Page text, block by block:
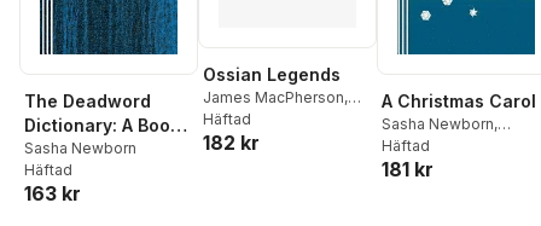
The Deadword
Dictionary: A Book
of Outdated Words
Sasha Newborn
Häftad
163 kr
Ossian Legends
James MacPherson,
Sasha Newborn
Häftad
182 kr
A Christmas Carol
Sasha Newborn,
Charles Dickens
Häftad
181 kr